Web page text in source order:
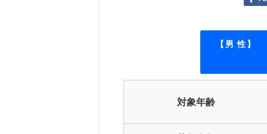
【男 性】
対象年齢